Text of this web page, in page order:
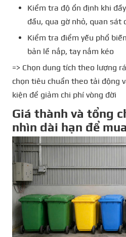
Kiểm tra độ ổn định khi
đầu, qua gờ nhỏ, quan sát
Kiểm tra điểm yếu phổ
bản lề nắp, tay nắm kéo
=> Chọn dung tích theo lượng
chọn tiêu chuẩn theo tải động
kiện để giảm chi phí vòng đời
Giá thành và tổng
nhìn dài hạn để